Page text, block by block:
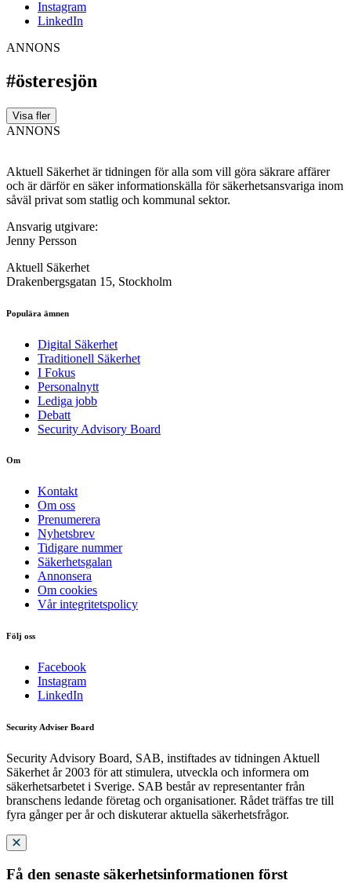
Instagram
LinkedIn
ANNONS
#österesjön
Visa fler
ANNONS
Aktuell Säkerhet är tidningen för alla som vill göra säkrare affärer
och är därför en säker informationskälla för säkerhets­ansvariga inom
såväl privat som statlig och kommunal sektor.
Ansvarig utgivare:
Jenny Persson
Aktuell Säkerhet
Drakenbergsgatan 15, Stockholm
Populära ämnen
Digital Säkerhet
Traditionell Säkerhet
I Fokus
Personalnytt
Lediga jobb
Debatt
Security Advisory Board
Om
Kontakt
Om oss
Prenumerera
Nyhetsbrev
Tidigare nummer
Säkerhetsgalan
Annonsera
Om cookies
Vår integritetspolicy
Följ oss
Facebook
Instagram
LinkedIn
Security Adviser Board
Security Advisory Board, SAB, instiftades av tidningen Aktuell
Säkerhet år 2003 för att stimulera, utveckla och informera om
säkerhetsarbetet i Sverige. SAB består av representanter från
branschens ledande företag och organisationer. Rådet träffas tre till
fyra gånger per år och diskuterar aktuella säkerhetsfrågor.
Få den senaste säkerhetsinformationen först